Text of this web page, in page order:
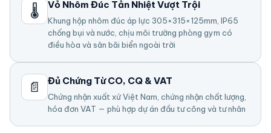
🌡️ Vỏ Nhôm Đúc Tản Nhiệt Vượt Trội
Khung hộp nhôm đúc áp lực 305×315×125mm, IP65
chống bụi và nước, chịu môi trường phòng gym có
điều hòa và sân bãi biển ngoài trời
📄 Đủ Chứng Từ CO, CQ & VAT
Chứng nhận xuất xứ Việt Nam, chứng nhận chất lượng,
hóa đơn VAT — phù hợp dự án đầu tư công và tư nhân